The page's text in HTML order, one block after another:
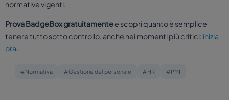
normative vigenti.
Prova BadgeBox gratuitamentee scopri quanto è semplice
tenere tutto sotto controllo, anche nei momenti più critici: inizia
ora.
#Normativa #Gestione del personale #HR #PMI